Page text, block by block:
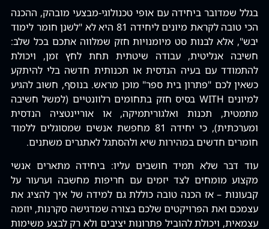
בגלל שמדובר ביחידה עם אופי טכנולוגי-מבצעי מובהק, ההכנה
הכי טובה לקראת מיונים ליחידה 81 היא לא "לשנן חומר לימוד
יבש", אלא לבנות סט מיומנויות חזק שמלווה אתכם בכל שלב:
חשיבה אנליטית, עבודה שיטתית תחת לחץ זמן, ויכולת
להתמודד עם בעיה הנדסית או תכנותית חדשה בלי להיתקע
כשאין לכם "פתרון בית ספר" מוכן מראש. בנוסף, חשוב להגיע
למיונים WITH בסיס חזק בתחומים רלוונטיים (למשל חשיבה
מתמטית, תכנות ואלגוריתמיקה, או אוריינטציה הנדסית
ומערכתית), כי יחידה 81 מחפשת אנשים שמסוגלים ללמוד
חומרים חדשים במהירות שיא ולהסתגל לאתגרים משתנים.
עוד דבר שלא תמיד חושבים עליו: ביחידה מתארים אנשי
מקצוע מומחים לצד יזמים עם חריפות מחשבה וערעור על
קבעונות – אז הכנה טובה כוללת גם למידה של איך להציג את
עצמכם ואת הפרויקטים שלכם בצורה שמדגישה סקרנות, יוזמה
עצמאית, ויכולת להוביל פתרונות יציבים ולא רק לבצע משימות